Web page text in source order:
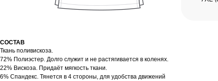
СОСТАВ
Ткань поливискоза.
72% Полиэстер. Долго служит и не растягивается в коленях.
22% Вискоза. Придаёт мягкость ткани.
6% Спандекс. Тянется в 4 стороны, для удобства движений